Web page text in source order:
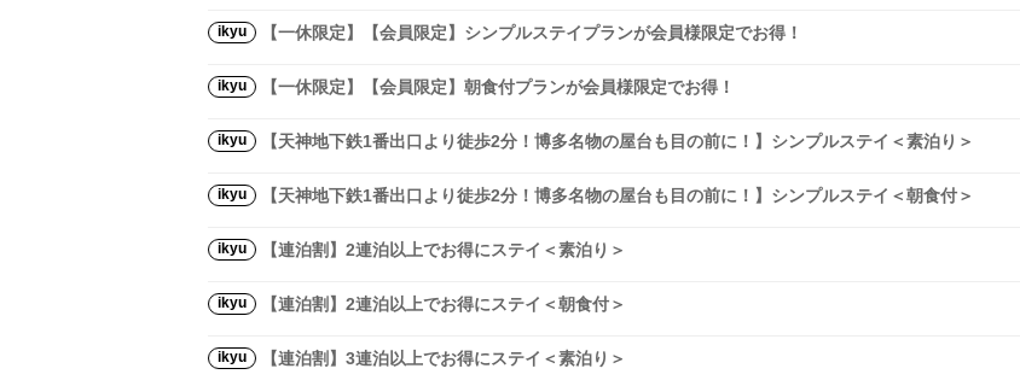
ikyu 【一休限定】【会員限定】シンプルステイプランが会員様限定でお得！
ikyu 【一休限定】【会員限定】朝食付プランが会員様限定でお得！
ikyu 【天神地下鉄1番出口より徒歩2分！博多名物の屋台も目の前に！】シンプルステイ＜素泊り＞
ikyu 【天神地下鉄1番出口より徒歩2分！博多名物の屋台も目の前に！】シンプルステイ＜朝食付＞
ikyu 【連泊割】2連泊以上でお得にステイ＜素泊り＞
ikyu 【連泊割】2連泊以上でお得にステイ＜朝食付＞
ikyu 【連泊割】3連泊以上でお得にステイ＜素泊り＞